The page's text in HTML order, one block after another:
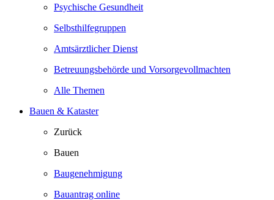
Psychische Gesundheit
Selbsthilfegruppen
Amtsärztlicher Dienst
Betreuungsbehörde und Vorsorgevollmachten
Alle Themen
Bauen & Kataster
Zurück
Bauen
Baugenehmigung
Bauantrag online